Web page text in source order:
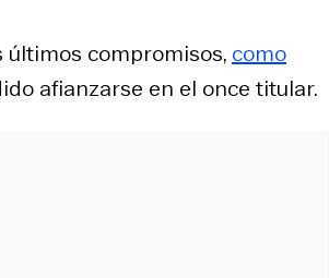
últimos compromisos, como
afianzarse en el once titular.